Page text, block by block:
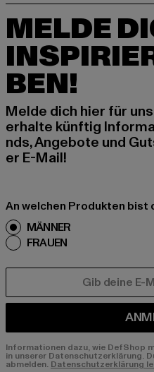
MELDE
BEN!
Melde dich hier für
erhalte künftig
nds, Angebote und
er E-Mail!
An welchen Produkten
MÄNNER
FRAUEN
Informationen dazu, wie DefShop
in unserer Datenschutzerklärung.
abmelden. Datenschutzerklärung